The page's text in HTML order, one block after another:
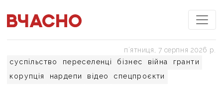
суспільство переселенці бізнес війна
гранти
корупція
нардепи відео спецпроєкти
пʼятниця, 7 серпня 2026 р.